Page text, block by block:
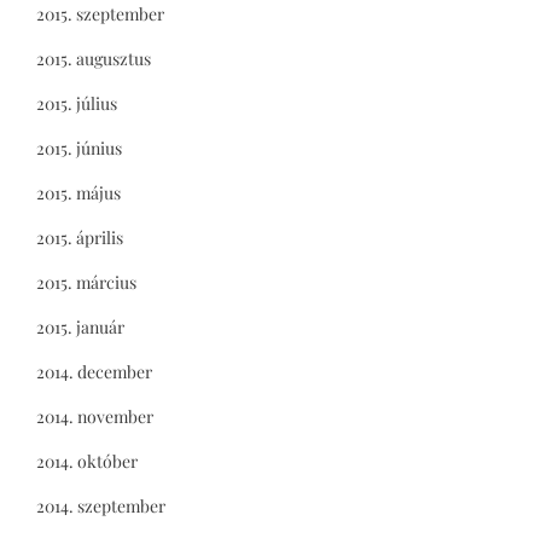
2015. szeptember
2015. augusztus
2015. július
2015. június
2015. május
2015. április
2015. március
2015. január
2014. december
2014. november
2014. október
2014. szeptember